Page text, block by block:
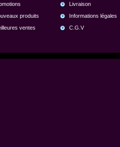
produits
ventes
Livraison
Informations légales
C.G.V